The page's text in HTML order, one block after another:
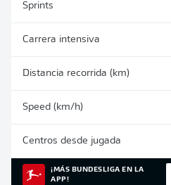
Sprints
Carrera intensiva
Distancia recorrida (km)
Speed (km/h)
Centros desde jugada
¡MÁS BUNDESLIGA EN LA
APP!